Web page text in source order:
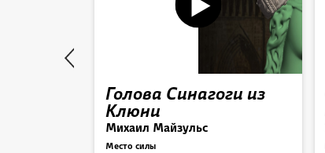
Голова Синагоги из
Клюни
Михаил Майзульс
Место силы